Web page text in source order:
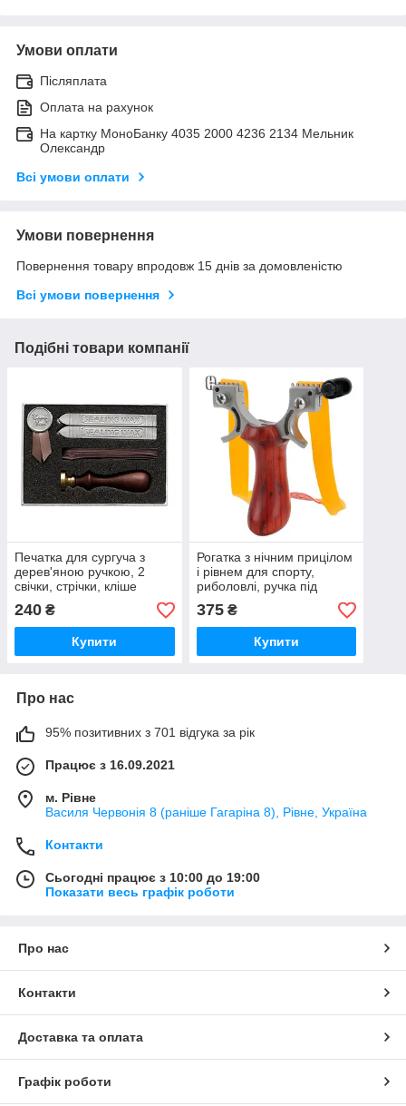
Умови оплати
Післяплата
Оплата на рахунок
На картку МоноБанку 4035 2000 4236 2134 Мельник
Олександр
Всі умови оплати
Умови повернення
Повернення товару впродовж 15 днів за домовленістю
Всі умови повернення
Подібні товари компанії
Печатка для сургуча з
дерев'яною ручкою, 2
свічки, стрічки, кліше
Thank You
240 ₴
Купити
Рогатка з нічним прицілом
і рівнем для спорту,
риболовлі, ручка під
дерево
375₴
Купити
Про нас
95% позитивних з 701 відгука за рік
Працює з 16.09.2021
м. Рівне
Василя Червонія 8 (раніше Гагаріна 8), Рівне, Україна
Контакти
Сьогодні працює з 10:00 до 19:00
Показати весь графік роботи
Про нас
Контакти
Доставка та оплата
Графік роботи